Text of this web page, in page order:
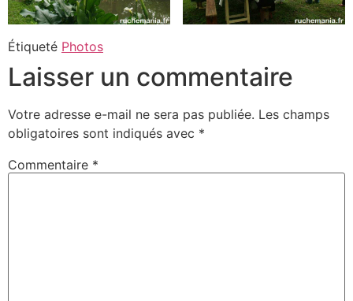
Étiqueté Photos
Laisser un commentaire
Votre adresse e-mail ne sera pas publiée. Les champs
obligatoires sont indiqués avec *
Commentaire *